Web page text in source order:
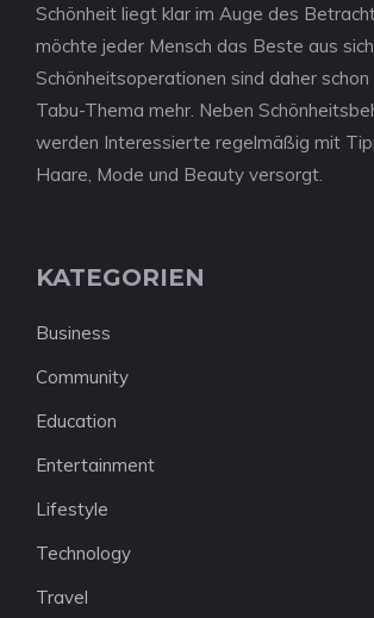
Schönheit liegt klar im Auge des
möchte jeder Mensch das Beste aus
Schönheitsoperationen sind daher schon
Tabu-Thema mehr. Neben
werden Interessierte regelmäßig mit
Haare, Mode und Beauty versorgt.
KATEGORIEN
Business
Community
Education
Entertainment
Lifestyle
Technology
Travel